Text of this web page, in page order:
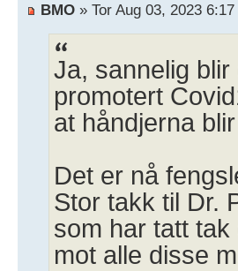
BMO » Tor Aug 03, 2023 6:17
Ja, sannelig
promotert
at håndjerna
Det er nå
Stor takk til Dr.
som har tatt
mot alle disse